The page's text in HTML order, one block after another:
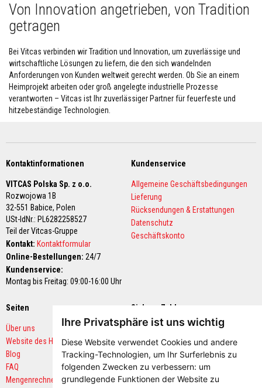
Ihre Privatsphäre ist uns wichtig
Diese Website verwendet Cookies und andere
Tracking-Technologien, um Ihr Surferlebnis zu
folgenden Zwecken zu verbessern: um
grundlegende Funktionen der Website zu
&
e
e
n
t
H
o
h
m
e
a
t
u
r
-
D
c
h
s
t
f
F
l
i
e
s
Von Innovation angetrieben, von Tradition
getragen
Bei Vitcas verbinden wir Tradition und Innovation, um zuverlässige und
wirtschaftliche Lösungen zu liefern, die den sich wandelnden
Anforderungen von Kunden weltweit gerecht werden. Ob Sie an einem
Heimprojekt arbeiten oder groß angelegte industrielle Prozesse
verantworten – Vitcas ist Ihr zuverlässiger Partner für feuerfeste und
hitzebeständige Technologien.
Kontaktinformationen
VITCAS Polska Sp. z o.o.
Rozwojowa 1B
32-551 Babice, Polen
USt-IdNr.: PL6282258527
Teil der Vitcas-Gruppe
Kontakt: Kontaktformular
Online-Bestellungen: 24/7
Kundenservice:
Montag bis Freitag: 09:00-16:00 Uhr
Kundenservice
Allgemeine Geschäftsbedingungen
Lieferung
Rücksendungen & Erstattungen
Datenschutz
Geschäftskonto
Seiten
Über uns
Website des Herstellers
Blog
FAQ
Mengenrechner
Sichere Zahlungen